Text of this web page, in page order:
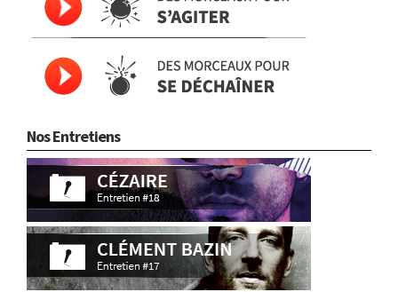
Nos Entretiens